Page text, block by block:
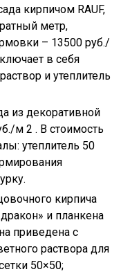
кирпичом RAUF,
метр,
– 13500 руб./
в себя
и утеплитель
из декоративной
м 2 . В стоимость
утеплитель 50
кирпича
и планкена
приведена с
раствора для
50×50;